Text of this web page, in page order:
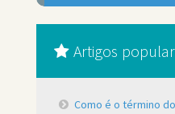
Artigos
Como é o término